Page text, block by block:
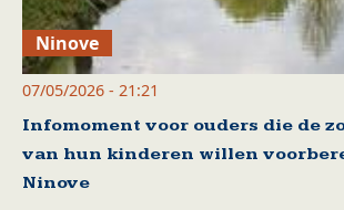
Ninove
07/05/2026 - 21:21
Infomoment voor ouders die de
van hun kinderen willen
Ninove